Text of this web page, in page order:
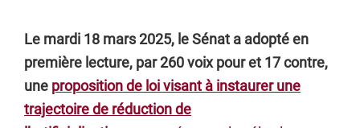
Le mardi 18 mars 2025, le Sénat a adopté en
première lecture, par 260 voix pour et 17 contre,
une proposition de loi visant à instaurer une
trajectoire de réduction de